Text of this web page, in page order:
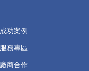
成功案例
服務專區
廠商合作